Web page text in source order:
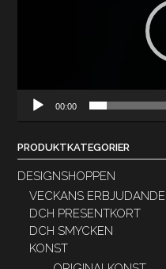
00:00
PRODUKTKATEGORIER
DESIGNSHOPPEN
VECKANS ERBJUDANDE
DCH PRESENTKORT
DCH SMYCKEN
KONST